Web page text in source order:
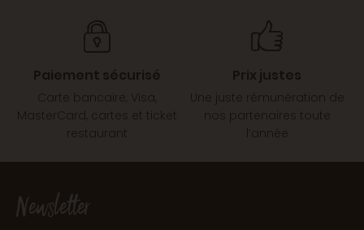
Paiement sécurisé
Carte bancaire, Visa,
MasterCard, cartes et ticket
restaurant
Prix justes
Une juste rémunération de
nos partenaires toute
l’année
Newsletter